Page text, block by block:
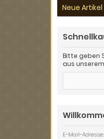
Neue Artikel
Bitte geben
aus
E-Mail-Adresse: